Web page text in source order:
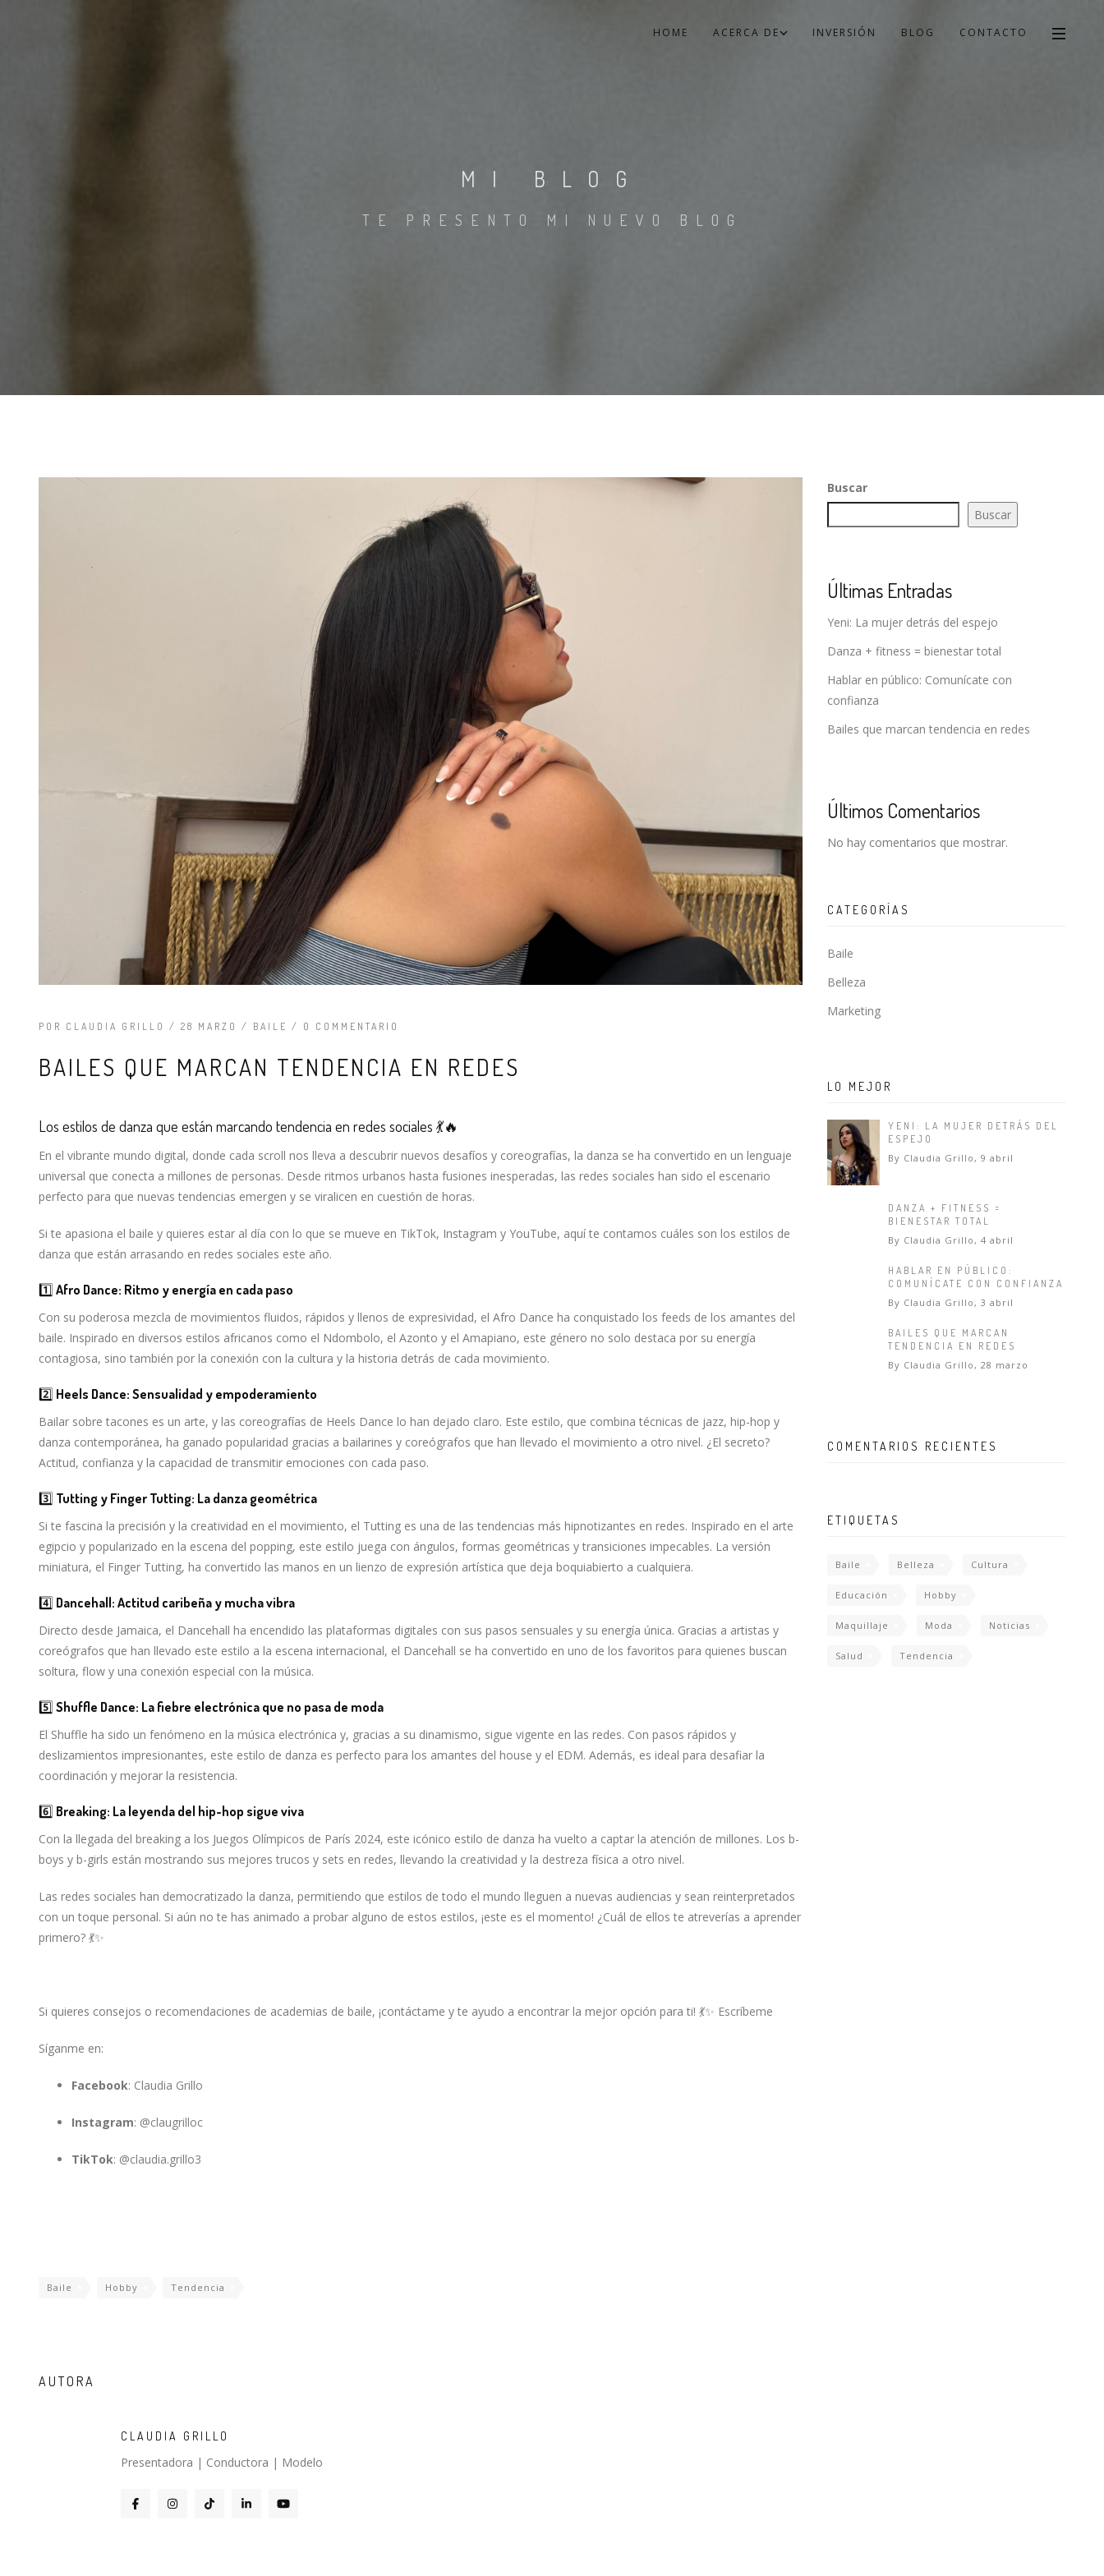
HOME ACERCA DE INVERSIÓN BLOG CONTACTO
MI BLOG
TE PRESENTO MI NUEVO BLOG
POR CLAUDIA GRILLO / 28 MARZO / BAILE / 0 COMMENTARIO
BAILES QUE MARCAN TENDENCIA EN REDES
Los estilos de danza que están marcando tendencia en redes sociales 💃🔥
En el vibrante mundo digital, donde cada scroll nos lleva a descubrir nuevos desafíos y coreografías, la danza se ha convertido en un lenguaje
universal que conecta a millones de personas. Desde ritmos urbanos hasta fusiones inesperadas, las redes sociales han sido el escenario
perfecto para que nuevas tendencias emergen y se viralicen en cuestión de horas.
Si te apasiona el baile y quieres estar al día con lo que se mueve en TikTok, Instagram y YouTube, aquí te contamos cuáles son los estilos de
danza que están arrasando en redes sociales este año.
1️⃣ Afro Dance: Ritmo y energía en cada paso
Con su poderosa mezcla de movimientos fluidos, rápidos y llenos de expresividad, el Afro Dance ha conquistado los feeds de los amantes del
baile. Inspirado en diversos estilos africanos como el Ndombolo, el Azonto y el Amapiano, este género no solo destaca por su energía
contagiosa, sino también por la conexión con la cultura y la historia detrás de cada movimiento.
2️⃣ Heels Dance: Sensualidad y empoderamiento
Bailar sobre tacones es un arte, y las coreografías de Heels Dance lo han dejado claro. Este estilo, que combina técnicas de jazz, hip-hop y
danza contemporánea, ha ganado popularidad gracias a bailarines y coreógrafos que han llevado el movimiento a otro nivel. ¿El secreto?
Actitud, confianza y la capacidad de transmitir emociones con cada paso.
3️⃣ Tutting y Finger Tutting: La danza geométrica
Si te fascina la precisión y la creatividad en el movimiento, el Tutting es una de las tendencias más hipnotizantes en redes. Inspirado en el arte
egipcio y popularizado en la escena del popping, este estilo juega con ángulos, formas geométricas y transiciones impecables. La versión
miniatura, el Finger Tutting, ha convertido las manos en un lienzo de expresión artística que deja boquiabierto a cualquiera.
4️⃣ Dancehall: Actitud caribeña y mucha vibra
Directo desde Jamaica, el Dancehall ha encendido las plataformas digitales con sus pasos sensuales y su energía única. Gracias a artistas y
coreógrafos que han llevado este estilo a la escena internacional, el Dancehall se ha convertido en uno de los favoritos para quienes buscan
soltura, flow y una conexión especial con la música.
5️⃣ Shuffle Dance: La fiebre electrónica que no pasa de moda
El Shuffle ha sido un fenómeno en la música electrónica y, gracias a su dinamismo, sigue vigente en las redes. Con pasos rápidos y
deslizamientos impresionantes, este estilo de danza es perfecto para los amantes del house y el EDM. Además, es ideal para desafiar la
coordinación y mejorar la resistencia.
6️⃣ Breaking: La leyenda del hip-hop sigue viva
Con la llegada del breaking a los Juegos Olímpicos de París 2024, este icónico estilo de danza ha vuelto a captar la atención de millones. Los b-
boys y b-girls están mostrando sus mejores trucos y sets en redes, llevando la creatividad y la destreza física a otro nivel.
Las redes sociales han democratizado la danza, permitiendo que estilos de todo el mundo lleguen a nuevas audiencias y sean reinterpretados
con un toque personal. Si aún no te has animado a probar alguno de estos estilos, ¡este es el momento! ¿Cuál de ellos te atreverías a aprender
primero? 💃✨
Si quieres consejos o recomendaciones de academias de baile, ¡contáctame y te ayudo a encontrar la mejor opción para ti! 💃✨ Escríbeme
Síganme en:
Facebook: Claudia Grillo
Instagram: @claugrilloc
TikTok: @claudia.grillo3
Baile Hobby Tendencia
AUTORA
CLAUDIA GRILLO
Presentadora | Conductora | Modelo
Buscar
Buscar
Últimas Entradas
Yeni: La mujer detrás del espejo
Danza + fitness = bienestar total
Hablar en público: Comunícate con
confianza
Bailes que marcan tendencia en redes
Últimos Comentarios
No hay comentarios que mostrar.
CATEGORÍAS
Baile
Belleza
Marketing
LO MEJOR
YENI: LA MUJER DETRÁS DEL
ESPEJO
By Claudia Grillo, 9 abril
DANZA + FITNESS =
BIENESTAR TOTAL
By Claudia Grillo, 4 abril
HABLAR EN PÚBLICO:
COMUNÍCATE CON CONFIANZA
By Claudia Grillo, 3 abril
BAILES QUE MARCAN
TENDENCIA EN REDES
By Claudia Grillo, 28 marzo
COMENTARIOS RECIENTES
ETIQUETAS
Baile Belleza Cultura
Educación Hobby
Maquillaje Moda Noticias
Salud Tendencia